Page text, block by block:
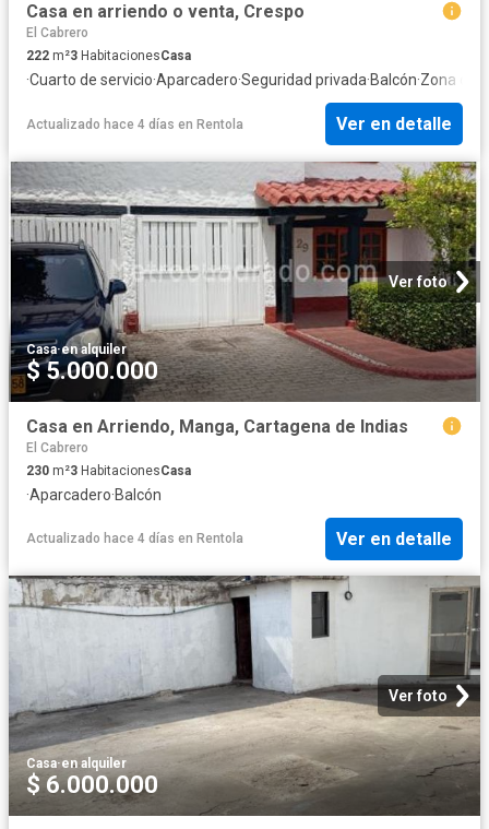
Casa en arriendo o venta, Crespo
El Cabrero
222 m²3 HabitacionesCasa
·Cuarto de servicio·Aparcadero·Seguridad privada·Balcón·Zona de
Actualizado hace 4 días en Rentola Ver en detalle
Ver foto
Casa·en alquiler
$ 5.000.000
Casa en Arriendo, Manga, Cartagena de Indias
El Cabrero
230 m²3 HabitacionesCasa
·Aparcadero·Balcón
Actualizado hace 4 días en Rentola Ver en detalle
Ver foto
Casa·en alquiler
$ 6.000.000